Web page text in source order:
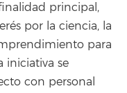
principal,
por la ciencia, la
para
iniciativa se
con personal